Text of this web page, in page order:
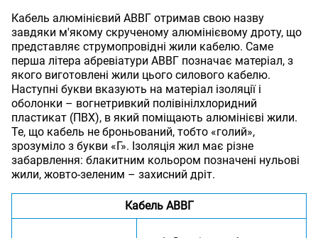
Кабель алюмінієвий АВВГ отримав свою назву
завдяки м'якому скрученому алюмінієвому дроту, що
представляє струмопровідні жили кабелю. Саме
перша літера абревіатури АВВГ позначає матеріал, з
якого виготовлені жили цього силового кабелю.
Наступні букви вказують на матеріал ізоляції і
оболонки – вогнетривкий полівінілхлоридний
пластикат (ПВХ), в який поміщають алюмінієві жили.
Те, що кабель не броньований, тобто «голий»,
зрозуміло з букви «Г». Ізоляція жил має різне
забарвлення: блакитним кольором позначені нульові
жили, жовто-зеленим – захисний дріт.
Кабель АВВГ